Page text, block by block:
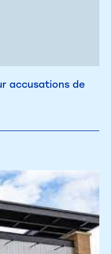
accusations de